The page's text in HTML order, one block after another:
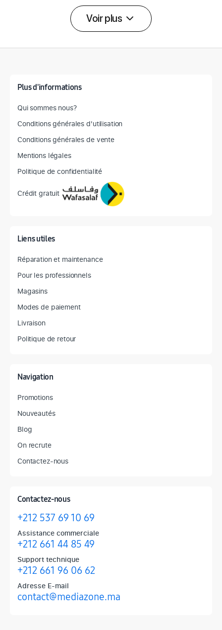
Voir plus
Plus d'informations
Qui sommes nous?
Conditions générales d'utilisation
Conditions générales de vente
Mentions légales
Politique de confidentialité
Crédit gratuit
Liens utiles
Réparation et maintenance
Pour les professionnels
Magasins
Modes de paiement
Livraison
Politique de retour
Navigation
Promotions
Nouveautés
Blog
On recrute
Contactez-nous
Contactez-nous
+212 537 69 10 69
Assistance commerciale
+212 661 44 85 49
Support technique
+212 661 96 06 62
Adresse E-mail
contact@mediazone.ma